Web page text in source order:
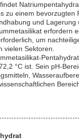
zu einem
und
erfordern
um
vielen Sektoren.
°C ist. Sein pH-